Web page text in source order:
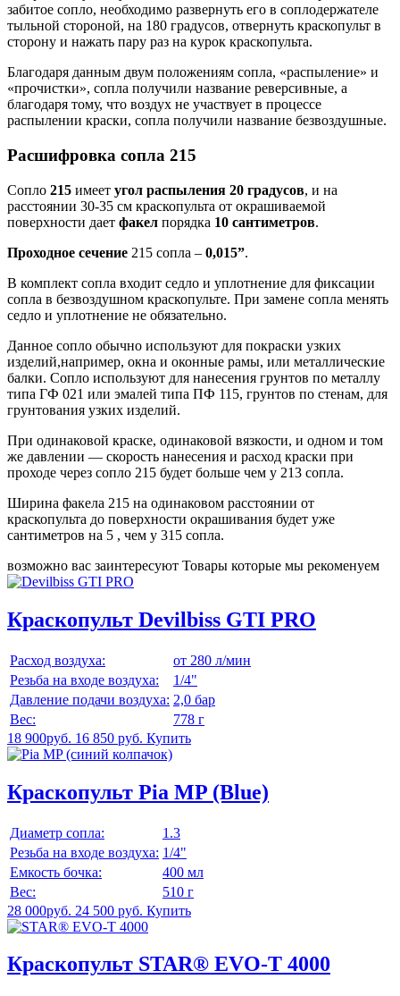
забитое сопло, необходимо развернуть его в соплодержателе
тыльной стороной, на 180 градусов, отвернуть краскопульт в
сторону и нажать пару раз на курок краскопульта.
Благодаря данным двум положениям сопла, «распыление» и
«прочистки», сопла получили название реверсивные, а
благодаря тому, что воздух не участвует в процессе
распылении краски, сопла получили название безвоздушные.
Расшифровка сопла 215
Сопло 215 имеет угол распыления 20 градусов, и на
расстоянии 30-35 см краскопульта от окрашиваемой
поверхности дает факел порядка 10 сантиметров.
Проходное сечение 215 сопла – 0,015”.
В комплект сопла входит седло и уплотнение для фиксации
сопла в безвоздушном краскопульте. При замене сопла менять
седло и уплотнение не обязательно.
Данное сопло обычно используют для покраски узких
изделий,например, окна и оконные рамы, или металлические
балки. Сопло используют для нанесения грунтов по металлу
типа ГФ 021 или эмалей типа ПФ 115, грунтов по стенам, для
грунтования узких изделий.
При одинаковой краске, одинаковой вязкости, и одном и том
же давлении — скорость нанесения и расход краски при
проходе через сопло 215 будет больше чем у 213 сопла.
Ширина факела 215 на одинаковом расстоянии от
краскопульта до поверхности окрашивания будет уже
сантиметров на 5 , чем у 315 сопла.
возможно вас заинтересуют Товары которые мы рекоменуем
Краскопульт Devilbiss GTI PRO
Расход воздуха:
от 280 л/мин
Резьба на входе воздуха:
1/4"
Давление подачи воздуха: 2,0 бар
Вес:
778 г
18 900руб. 16 850 руб. Купить
Краскопульт Pia MP (Blue)
Диаметр сопла:
1.3
Резьба на входе воздуха: 1/4"
Емкость бочка:
400 мл
Вес:
510 г
28 000руб. 24 500 руб. Купить
Краскопульт STAR® EVO-T 4000